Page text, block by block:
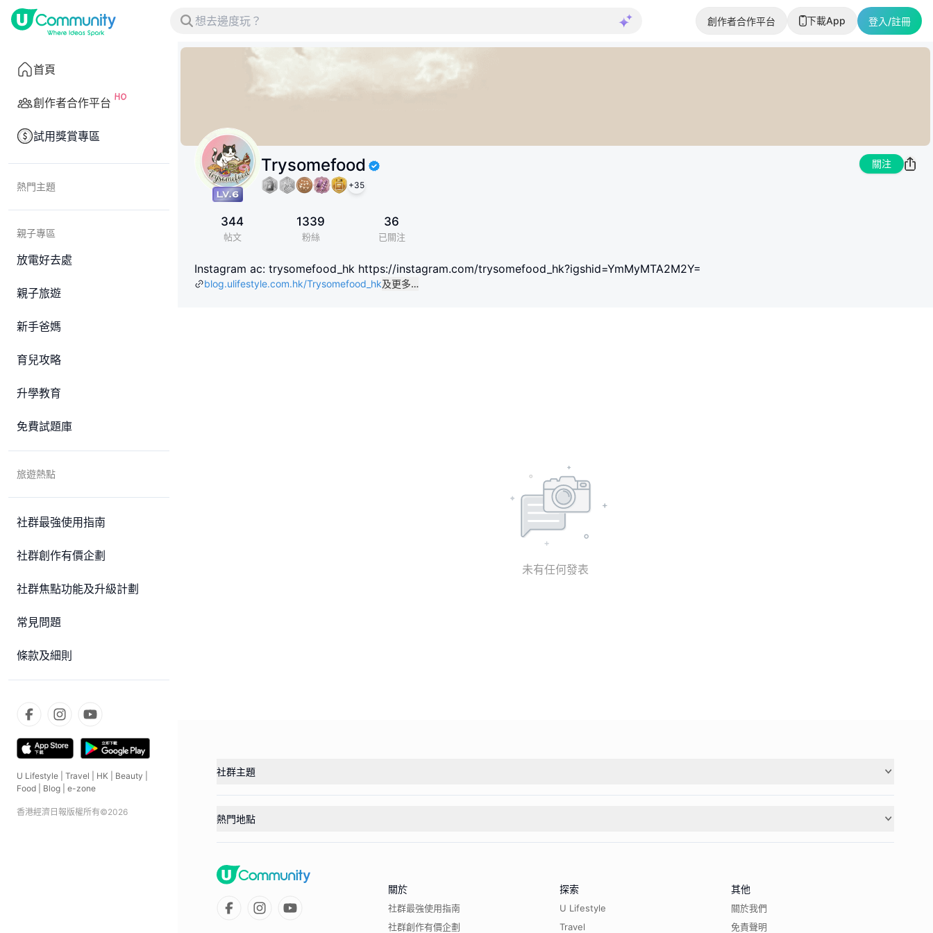
創作者合作平台 下載App 登入/註冊
首頁
創作者合作平台
試用獎賞專區
熱門主題
親子專區
放電好去處
親子旅遊
新手爸媽
育兒攻略
升學教育
免費試題庫
旅遊熱點
社群最強使用指南
社群創作有價企劃
社群焦點功能及升級計劃
常見問題
條款及細則
U Lifestyle Travel HK Beauty
Food
Blog e-zone
香港經濟日報版權所有©2026
Trysomefood
+35
關注
344
帖文
1339
粉絲
36
已關注
Instagram ac: trysomefood_hk https://instagram.com/trysomefood_hk?igshid=YmMyMTA2M2Y=
blog.ulifestyle.com.hk/Trysomefood_hk及更多…
未有任何發表
社群主題
熱門地點
關於
社群最強使用指南
社群創作有價企劃
探索
U Lifestyle
Travel
其他
關於我們
免責聲明